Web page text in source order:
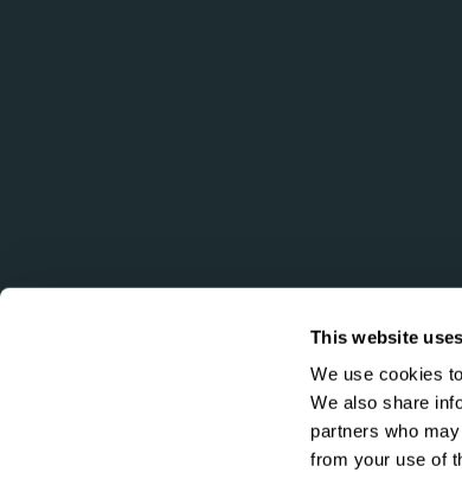
This website
We use cookies
We also share
partners who
from your use of